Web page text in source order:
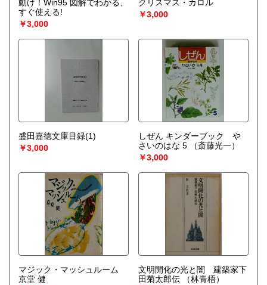
動け！Win95 図解でわかる、
すぐ使える!
￥3,000
クリスマス・カロル
￥3,000
盛田嘉徳文庫目録(1)
￥3,000
しぜん キンダーブック や
さいのはな 5
（斎藤光一）
￥3,000
マジック・マッシュルーム
京堂 健
文明開化の光と闇 建築家下
田菊太郎伝
（林青梧）